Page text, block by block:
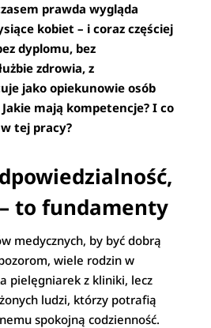
prawda wygląda
kobiet – i coraz częściej
dyplomu, bez
zdrowia, z
jako opiekunowie osób
mają kompetencje? I co
tej pracy?
to fundamenty
medycznych, by być dobrą
wiele rodzin w
pielęgniarek z kliniki, lecz
ludzi, którzy potrafią
spokojną codzienność.